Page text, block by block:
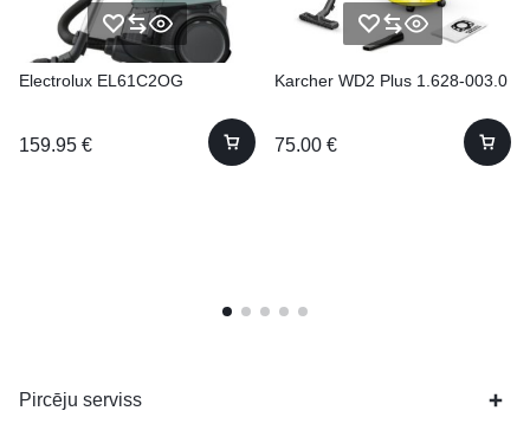
Electrolux EL61C2OG
159.95 €
Karcher WD2 Plus 1.628-003.0
75.00 €
Pircēju serviss